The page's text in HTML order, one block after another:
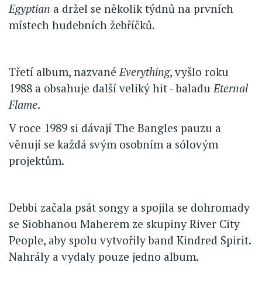
Egyptian a držel se několik týdnů na prvních
místech hudebních žebříčků.
Třetí album, nazvané Everything, vyšlo roku
1988 a obsahuje další veliký hit - baladu Eternal
Flame.
V roce 1989 si dávají The Bangles pauzu a
věnují se každá svým osobním a sólovým
projektům.
Debbi začala psát songy a spojila se dohromady
se Siobhanou Maherem ze skupiny River City
People, aby spolu vytvořily band Kindred Spirit.
Nahrály a vydaly pouze jedno album.